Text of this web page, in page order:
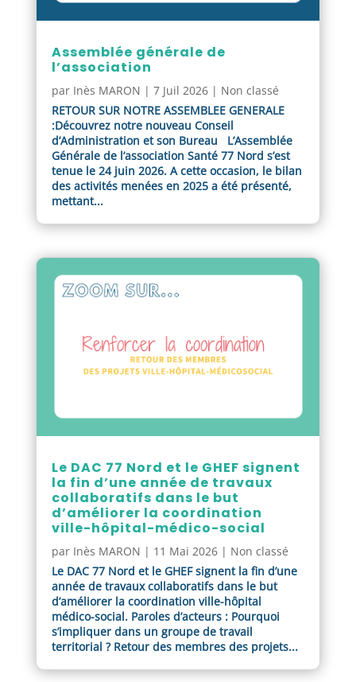
Assemblée générale de
l’association
par Inès MARON | 7 Juil 2026| Non classé
RETOUR SUR NOTRE ASSEMBLEE GENERALE
:Découvrez notre nouveau Conseil
d’Administration et son Bureau L’Assemblée
Générale de l’association Santé 77 Nord s’est
tenue le 24 juin 2026. A cette occasion, le bilan
des activités menées en 2025 a été présenté,
mettant...
Le DAC 77 Nord et le GHEF signent
la fin d’une année de travaux
collaboratifs dans le but
d’améliorer la coordination
ville-hôpital-médico-social
par Inès MARON | 11 Mai 2026| Non classé
Le DAC 77 Nord et le GHEF signent la fin d’une
année de travaux collaboratifs dans le but
d’améliorer la coordination ville-hôpital
médico-social. Paroles d’acteurs : Pourquoi
s’impliquer dans un groupe de travail
territorial ? Retour des membres des projets...